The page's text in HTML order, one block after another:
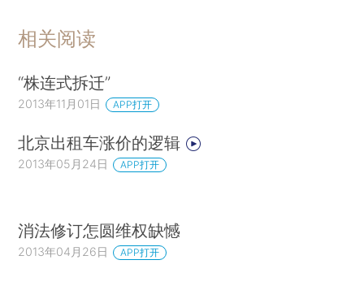
相关阅读
“株连式拆迁”
2013年11月01日 APP打开
北京出租车涨价的逻辑
2013年05月24日 APP打开
消法修订怎圆维权缺憾
2013年04月26日 APP打开